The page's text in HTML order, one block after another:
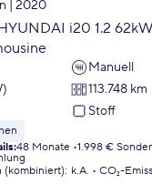
| 2020
i20 1.2
Manuell
113.748 km
Stoff
:48 Monate 1.998 €
(kombiniert): k.A.
CO₂-